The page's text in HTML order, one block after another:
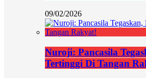
09/02/2026
Nuroji: Pancasila
Tertinggi Di Tangan